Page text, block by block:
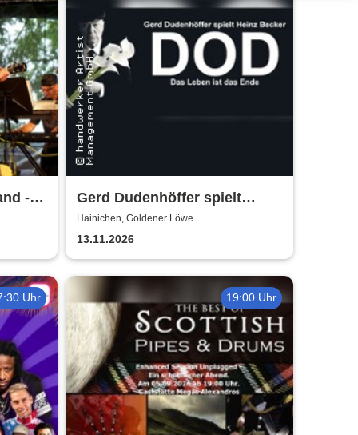
-
Gerd Dudenhöffer spielt
Heinz Becker
Hainichen, Goldener Löwe
13.11.2026
Uhr 19:00 Uhr